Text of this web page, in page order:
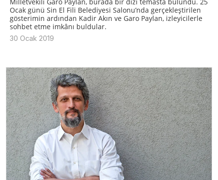
Ocak günü Sin El Fili Belediyesi Salonu’nda gerçekleştirilen
gösterimin ardından Kadir Akın ve Garo Paylan, izleyicilerle
sohbet etme imkânı buldular.
30 Ocak 2019